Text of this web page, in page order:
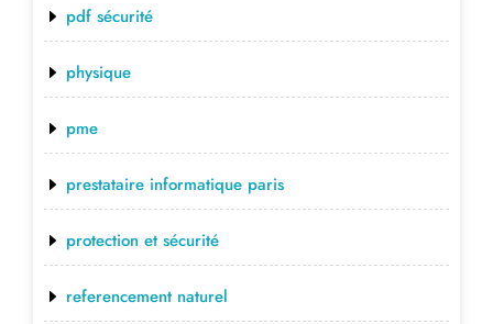
pdf sécurité
physique
pme
prestataire informatique paris
protection et sécurité
referencement naturel